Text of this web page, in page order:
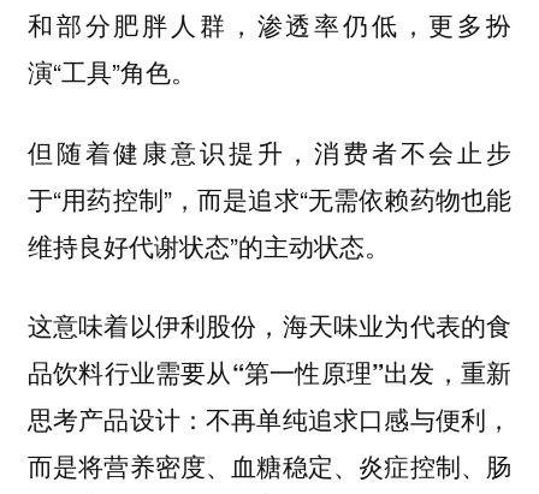
和部分肥胖人群，渗透率仍低，更多扮
演“工具”角色。
但随着健康意识提升，消费者不会止步
于“用药控制”，而是追求“无需依赖药物也能
维持良好代谢状态”的主动状态。
这意味着以伊利股份，海天味业为代表的食
品饮料行业需要从“第一性原理”出发，重新
思考产品设计：不再单纯追求口感与便利，
而是将营养密度、血糖稳定、炎症控制、肠